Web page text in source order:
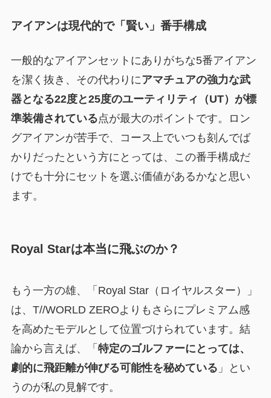
アイアンは現代的で「賢い」番手構成
一般的なアイアンセットにありがちな5番アイアン
を潔く抜き、その代わりにアマチュアの強力な武
器となる22度と25度のユーティリティ（UT）が標
準装備されている点が最大のポイントです。ロン
グアイアンが苦手で、コース上でいつも刻んでば
かりだったという方にとっては、この番手構成だ
けでも十分にセットを選ぶ価値があるかなと思い
ます。
Royal Starは本当に飛ぶのか？
もう一方の雄、「Royal Star（ロイヤルスター）」
は、T//WORLD ZEROよりもさらにプレミアム感
を高めたモデルとして位置づけられています。結
論から言えば、「 特定のゴルファーにとっては、
劇的に飛距離が伸びる可能性を秘めている 」とい
うのが私の見解です。